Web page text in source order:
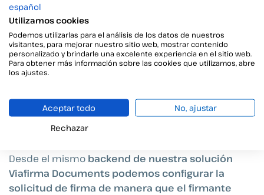
Si todavía no estás seguro qué formato te conviene
más, explícanos tu proyecto de firma electrónica y
nos pondremos en contacto enseguida.
Viafirma Documents: Una
solución completa y segura
compatible con el formato
Desde el mismo backend de nuestra solución
Viafirma Documents podemos configurar la
solicitud de firma de manera que el firmante
español
Utilizamos cookies
Podemos utilizarlas para el análisis de los datos de nuestros
visitantes, para mejorar nuestro sitio web, mostrar contenido
personalizado y brindarle una excelente experiencia en el sitio web.
Para obtener más información sobre las cookies que utilizamos, abre
los ajustes.
Aceptar todo
No, ajustar
Rechazar